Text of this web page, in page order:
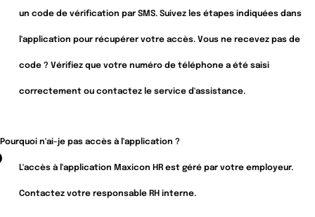
un code de vérification par SMS. Suivez les étapes indiquées dans
l'application pour récupérer votre accès. Vous ne recevez pas de
code ? Vérifiez que votre numéro de téléphone a été saisi
correctement ou contactez le service d'assistance.
Pourquoi n'ai-je pas accès à l'application ?
L'accès à l'application Maxicon HR est géré par votre employeur.
Contactez votre responsable RH interne.